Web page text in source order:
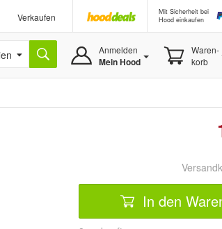
Verkaufen
Mit Sicherheit bei
Hood einkaufen
Anmelden
Mein Hood
Waren-
korb
In den